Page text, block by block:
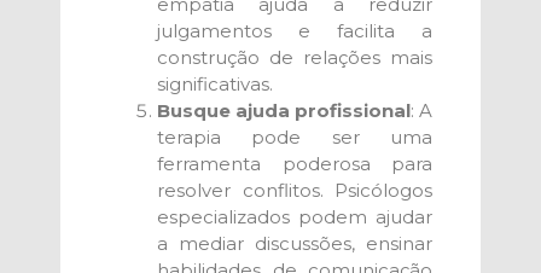
julgamentos e facilita a
construção de relações mais
significativas.
Busque ajuda profissional: A
terapia pode ser uma
ferramenta poderosa para
resolver conflitos. Psicólogos
especializados podem ajudar
a mediar discussões, ensinar